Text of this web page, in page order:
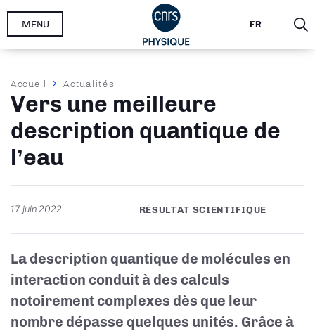
Aller
FR
MENU
Fil
d'Ariane
Accueil Actualités
Vers une meilleure
description quantique de
l’eau
17 juin 2022 RÉSULTAT SCIENTIFIQUE
La description quantique de molécules en
interaction conduit à des calculs
notoirement complexes dès que leur
nombre dépasse quelques unités. Grâce à